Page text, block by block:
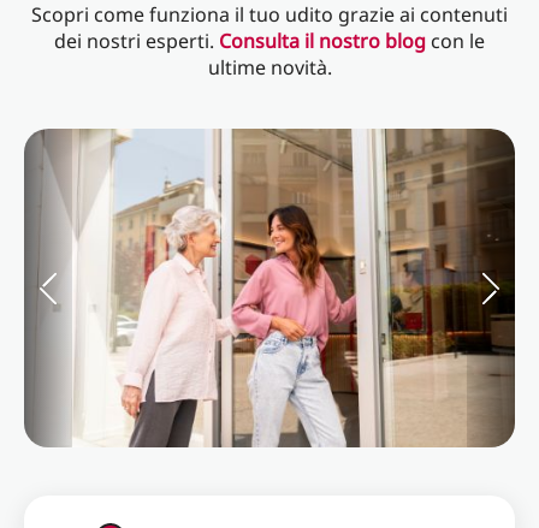
Scopri come funziona il tuo udito grazie ai contenuti
dei nostri esperti. Consulta il nostro blog con le
ultime novità.